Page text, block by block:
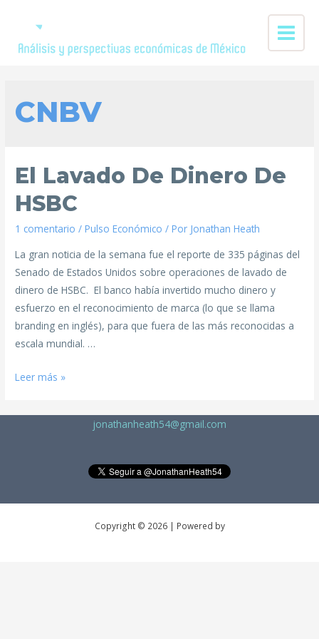
CNBV
El Lavado De Dinero De
HSBC
1 comentario /Pulso Económico / Por Jonathan Heath
La gran noticia de la semana fue el reporte de 335 páginas del
Senado de Estados Unidos sobre operaciones de lavado de
dinero de HSBC. El banco había invertido mucho dinero y
esfuerzo en el reconocimiento de marca (lo que se llama
branding en inglés), para que fuera de las más reconocidas a
escala mundial. …
Leer más »
jonathanheath54@gmail.com
Copyright © 2026 | Powered by